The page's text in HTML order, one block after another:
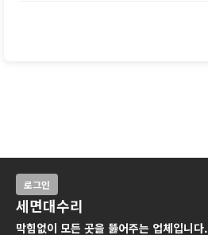
로그인
세면대수리
막힘없이 모든 곳을 뚫어주는 업체입니다.